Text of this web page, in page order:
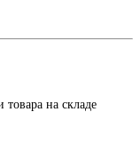
на складе